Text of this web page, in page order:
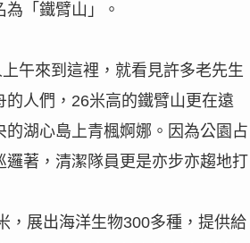
「鐵臂山」。
午來到這裡，就看見許多老先生
人們， 26米高的鐵臂山更在遠
湖心島上青楓婀娜。因為公園占
著，清潔隊員更是亦步亦趨地打
，展出海洋生物300多種，提供給